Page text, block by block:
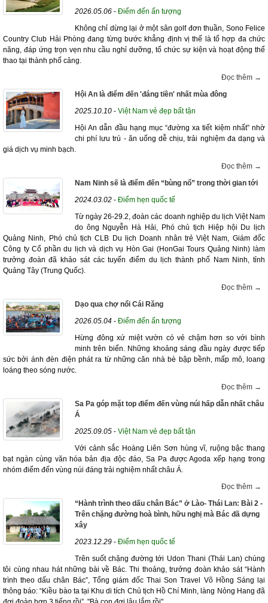
2026.05.06 - Điểm đến ấn tượng
Không chỉ dừng lại ở một sân golf đơn thuần, Sono Felice
Country Club Hải Phòng đang từng bước khẳng định vị thế là tổ hợp đa chức
năng, đáp ứng trọn vẹn nhu cầu nghỉ dưỡng, tổ chức sự kiện và hoạt động thể
thao tại thành phố cảng.
Đọc thêm →
Hội An là điểm đến 'đáng tiền' nhất mùa đông
2025.10.10 - Việt Nam vẻ đẹp bất tận
Hội An dẫn đầu hạng mục “đường xa tiết kiệm nhất” nhờ
chi phí lưu trú - ăn uống dễ chịu, trải nghiệm đa dạng và
giá dịch vụ minh bạch.
Đọc thêm →
Nam Ninh sẽ là điểm đến “bùng nổ” trong thời gian tới
2024.03.02 - Điểm hẹn quốc tế
Từ ngày 26-29.2, đoàn các doanh nghiệp du lịch Việt Nam
do ông Nguyễn Hà Hải, Phó chủ tịch Hiệp hội Du lịch
Quảng Ninh, Phó chủ tịch CLB Du lịch Doanh nhân trẻ Việt Nam, Giám đốc
Công ty Cổ phần du lịch và dịch vụ Hòn Gai (HonGai Tours Quảng Ninh) làm
trưởng đoàn đã khảo sát các tuyến điểm du lịch thành phố Nam Ninh, tỉnh
Quảng Tây (Trung Quốc).
Đọc thêm →
Dạo qua chợ nổi Cái Răng
2026.05.04 - Điểm đến ấn tượng
Hừng đông xứ miệt vườn có vẻ chậm hơn so với bình
minh trên biển. Những khoảng sáng đầu ngày được tiếp
sức bởi ánh đèn điện phát ra từ những căn nhà bè bập bềnh, mấp mô, loang
loáng theo sóng nước.
Đọc thêm →
Sa Pa góp mặt top điểm đến vùng núi hấp dẫn nhất châu
Á
2025.09.05 - Việt Nam vẻ đẹp bất tận
Với cảnh sắc Hoàng Liên Sơn hùng vĩ, ruộng bậc thang
bạt ngàn cùng văn hóa bản địa độc đáo, Sa Pa được Agoda xếp hạng trong
nhóm điểm đến vùng núi đáng trải nghiệm nhất châu Á.
Đọc thêm →
“Hành trình theo dấu chân Bác” ở Lào- Thái Lan: Bài 2 -
Trên chặng đường hoà bình, hữu nghị mà Bác đã dựng
xây
2023.12.29 - Điểm hẹn quốc tế
Trên suốt chặng đường tới Udon Thani (Thái Lan) chúng
tôi cùng nhau hát những bài về Bác. Thi thoảng, trưởng đoàn khảo sát “Hành
trình theo dấu chân Bác”, Tổng giám đốc Thai Son Travel Võ Hồng Sáng lại
thông báo: “Kiều bào ta tại Khu di tích Chủ tịch Hồ Chí Minh, làng Nỏng Hang đã